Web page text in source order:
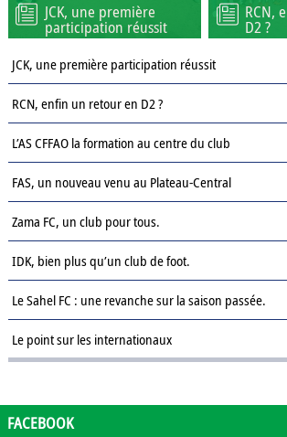
JCK, une première
participation réussit
RCN,
D2 ?
JCK, une première participation réussit
RCN, enfin un retour en D2 ?
L’AS CFFAO la formation au centre du club
FAS, un nouveau venu au Plateau-Central
Zama FC, un club pour tous.
IDK, bien plus qu’un club de foot.
Le Sahel FC : une revanche sur la saison passée.
Le point sur les internationaux
Présentation des clubs de D3 : ASPC Tenkodogo
FACEBOOK